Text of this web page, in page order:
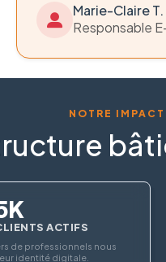
Marie-Claire T.
Responsable
NOTRE
ACTIFS
de professionnels nous
identité digitale.